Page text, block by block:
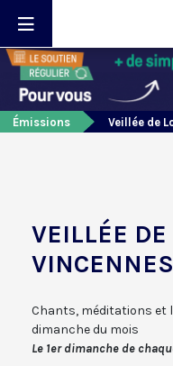
Émissions Veillée de
VEILLÉE
VINCENNES
Chants, méditations et
dimanche du mois
Le 1er dimanche de